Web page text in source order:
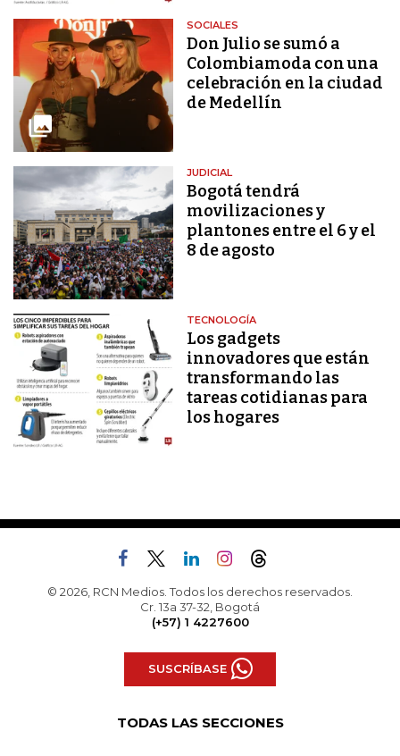
SOCIALES
Don Julio se sumó a
Colombiamoda con una
celebración en la ciudad
de Medellín
JUDICIAL
Bogotá tendrá
movilizaciones y
plantones entre el 6 y el
8 de agosto
TECNOLOGÍA
Los gadgets
innovadores que están
transformando las
tareas cotidianas para
los hogares
© 2026, RCN Medios. Todos los derechos reservados.
Cr. 13a 37-32, Bogotá
(+57) 1 4227600
SUSCRÍBASE
TODAS LAS SECCIONES